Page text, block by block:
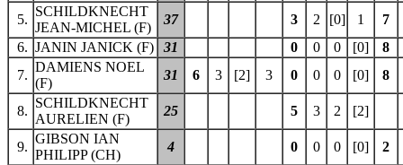
5.
SCHILDKNECHT
JEAN-MICHEL (F)
37 3 2 [0] 1
7
6. JANIN JANICK (F) 31 0 0 0 [0]
8
7.
DAMIENS NOEL
(F)
31 6 3 [2] 3 0 0 0 [0] 8
8.
SCHILDKNECHT
AURELIEN (F)
25 5 3 2 [2]
9.
GIBSON IAN
PHILIPP (CH)
4 0 0 0 [0]
2